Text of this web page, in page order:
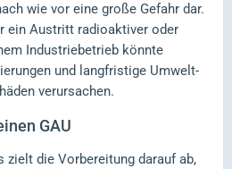
wie vor eine große Gefahr dar.
ein Austritt radioaktiver oder
Industriebetrieb könnte
und langfristige Umwelt-
verursachen.
GAU
zielt die Vorbereitung darauf ab,